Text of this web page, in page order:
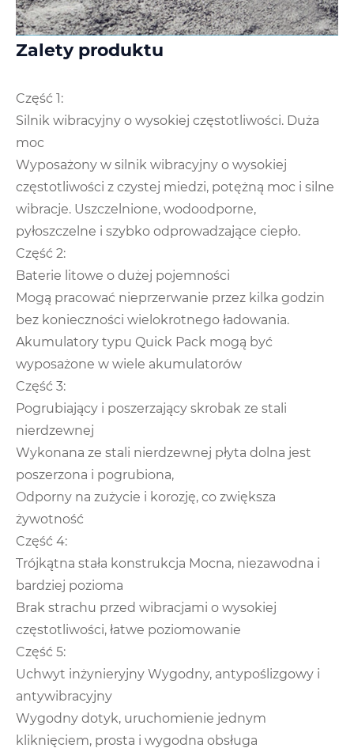
Zalety produktu
Część 1:
Silnik wibracyjny o wysokiej częstotliwości. Duża
moc
Wyposażony w silnik wibracyjny o wysokiej
częstotliwości z czystej miedzi, potężną moc i silne
wibracje. Uszczelnione, wodoodporne,
pyłoszczelne i szybko odprowadzające ciepło.
Część 2:
Baterie litowe o dużej pojemności
Mogą pracować nieprzerwanie przez kilka godzin
bez konieczności wielokrotnego ładowania.
Akumulatory typu Quick Pack mogą być
wyposażone w wiele akumulatorów
Część 3:
Pogrubiający i poszerzający skrobak ze stali
nierdzewnej
Wykonana ze stali nierdzewnej płyta dolna jest
poszerzona i pogrubiona,
Odporny na zużycie i korozję, co zwiększa
żywotność
Część 4:
Trójkątna stała konstrukcja Mocna, niezawodna i
bardziej pozioma
Brak strachu przed wibracjami o wysokiej
częstotliwości, łatwe poziomowanie
Część 5:
Uchwyt inżynieryjny Wygodny, antypoślizgowy i
antywibracyjny
Wygodny dotyk, uruchomienie jednym
kliknięciem, prosta i wygodna obsługa